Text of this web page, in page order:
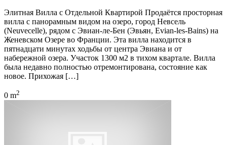
Элитная Вилла с Отдельной Квартирой Продаётся просторная
вилла с панорамным видом на озеро, город Невсель
(Neuvecelle), рядом с Эвиан-ле-Бен (Эвьян, Evian-les-Bains) на
Женевском Озере во Франции. Эта вилла находится в
пятнадцати минутах ходьбы от центра Эвиана и от
набережной озера. Участок 1300 м2 в тихом квартале. Вилла
была недавно полностью отремонтирована, состояние как
новое. Прихожая […]
0 m2